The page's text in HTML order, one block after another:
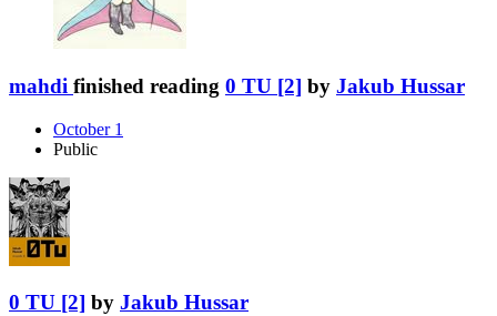
mahdi finished reading 0 TU [2] by Jakub Hussar
October 1
Public
0 TU [2] by Jakub Hussar